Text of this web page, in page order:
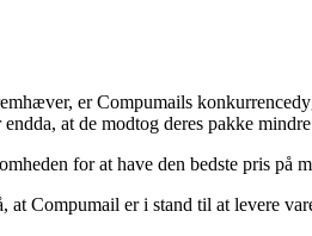
er Compumails
at de modtog deres pakke
for at have den bedste pris på
at Compumail er i stand til at levere